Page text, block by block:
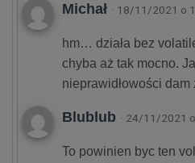
Michał · 18/11/2021 o
hm… działa bez
chyba aż tak mocno.
nieprawidłowości dam
Blublub · 24/11/2021
To powinien byc ten